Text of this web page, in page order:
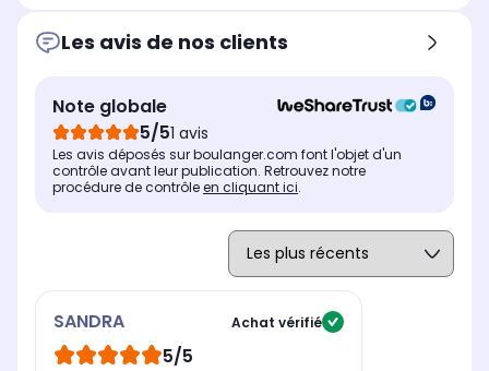
Samsung Galaxy A20e Samsung Galaxy A34 5G
Les avis de nos clients
Note globale
5/51 avis
Les avis déposés sur boulanger.com font l'objet d'un
contrôle avant leur publication. Retrouvez notre
procédure de contrôleen cliquant ici.
SANDRA Achat vérifié
5/5